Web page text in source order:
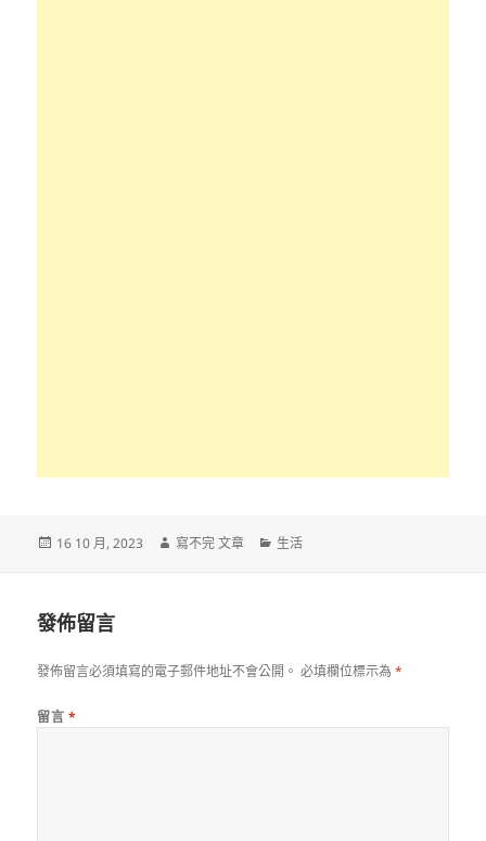
發
16 10 月, 2023
作
寫不完 文章
分
生活
發佈留言
發佈留言必須填寫的電子郵件地址不會公開。 必填欄位標示為*
留言 *